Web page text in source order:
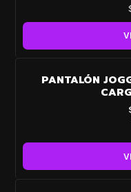
-39%
OFFPANTALÓN